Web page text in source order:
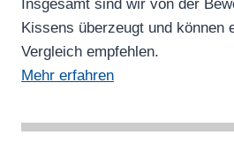
Insgesamt sind wir von der
Kissens überzeugt und können
Vergleich empfehlen.
Mehr erfahren